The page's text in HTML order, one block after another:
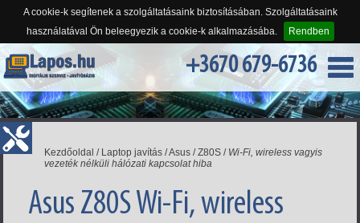
A cookie-k segítenek a szolgáltatásaink biztosításában. Szolgáltatásaink
használatával Ön beleegyezik a cookie-k alkalmazásába.
Rendben
+3670 679-6736
Kezdőoldal / Laptop javítás /Asus /Z80S / Wi-Fi, wireless vagyis
vezeték nélküli hálózati kapcsolat hiba
Asus Z80S Wi-Fi, wireless